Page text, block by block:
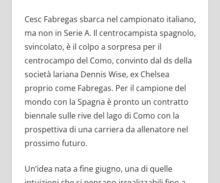
Cesc Fabregas sbarca nel campionato italiano,
ma non in Serie A. Il centrocampista spagnolo,
svincolato, è il colpo a sorpresa per il
centrocampo del Como, convinto dal ds della
società lariana Dennis Wise, ex Chelsea
proprio come Fabregas. Per il campione del
mondo con la Spagna è pronto un contratto
biennale sulle rive del lago di Como con la
prospettiva di una carriera da allenatore nel
prossimo futuro.
Un’idea nata a fine giugno, una di quelle